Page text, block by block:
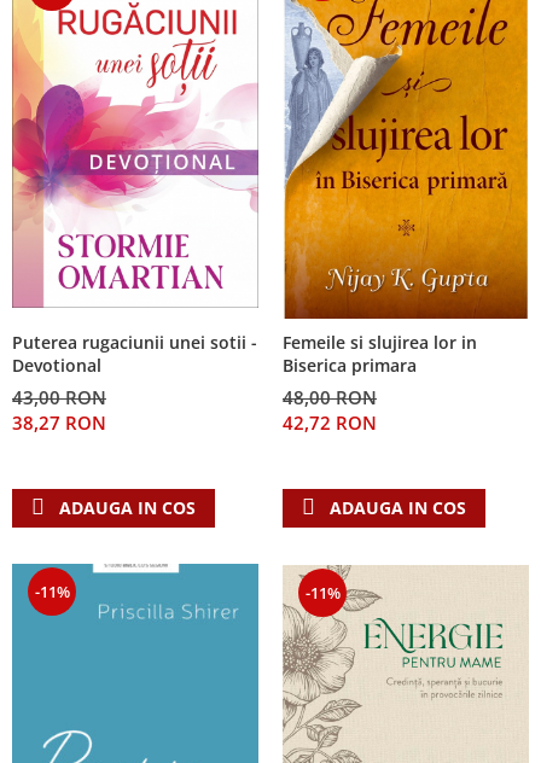
Puterea rugaciunii unei sotii -
Devotional
43,00 RON
38,27 RON
ADAUGA IN COS
Femeile si slujirea lor in
Biserica primara
48,00 RON
42,72 RON
ADAUGA IN COS
-11% -11%